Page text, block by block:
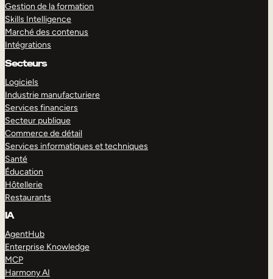
Gestion de la formation
Skills Intelligence
Marché des contenus
Intégrations
Secteurs
Logiciels
Industrie manufacturiere
Services financiers
Secteur publique
Commerce de détail
Services informatiques et techniques
Santé
Éducation
Hôtellerie
Restaurants
IA
AgentHub
Enterprise Knowledge
MCP
Harmony AI